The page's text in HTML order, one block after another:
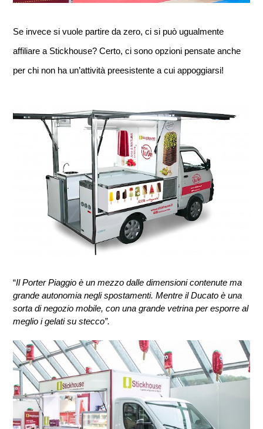
Se invece si vuole partire da zero, ci si può ugualmente
affiliare a Stickhouse? Certo, ci sono opzioni pensate anche
per chi non ha un’attività preesistente a cui appoggiarsi!
“Il Porter Piaggio è un mezzo dalle dimensioni contenute ma
grande autonomia negli spostamenti. Mentre il Ducato è una
sorta di negozio mobile, con una grande vetrina per esporre al
meglio i gelati su stecco”.